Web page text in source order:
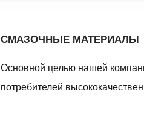
СМАЗОЧНЫЕ МАТЕРИАЛЫ
Основной целью нашей
потребителей